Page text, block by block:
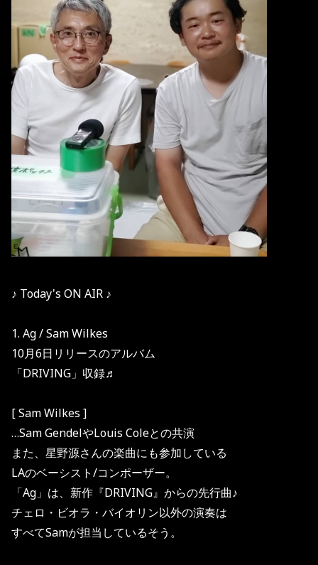
♪ Today's ON AIR ♪
1. Ag / Sam Wilkes
10月6日リリースのアルバム
「DRIVING」収録♬
[ Sam Wilkes ]
…Sam GendelやLouis Coleとの共演
また、星野源さんの楽曲にも参加している
LAのベーシスト/コンポーザー。
「Ag」は、新作『DRIVING』からの先行曲♪
チェロ・ビオラ・バイオリン以外の演奏は
すべてSamが担当しているそう。